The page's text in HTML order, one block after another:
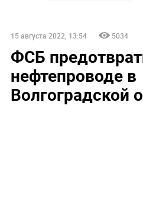
15 августа 2022, 13:54 5034
ФСБ
нефтепроводе в
Волгоградской